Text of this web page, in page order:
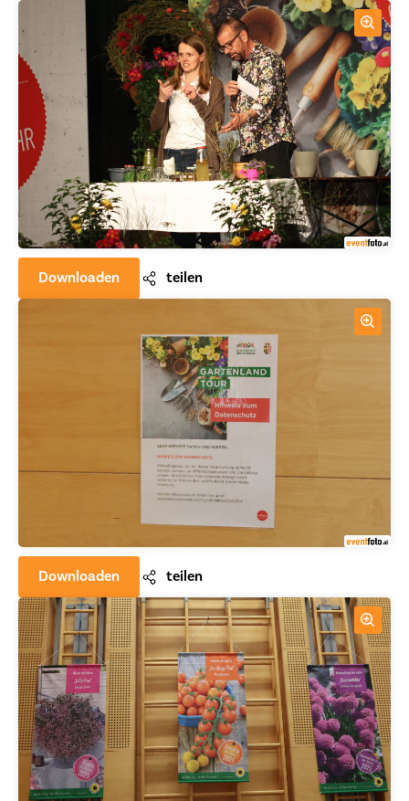
Downloaden teilen
Downloaden teilen